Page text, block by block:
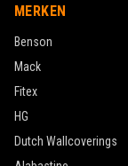
MERKEN
Benson
Mack
Fitex
HG
Dutch Wallcoverings